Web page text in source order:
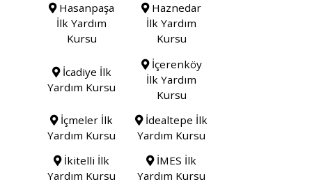
Hasanpaşa
İlk Yardım
Kursu
Haznedar
İlk Yardım
Kursu
İcadiye İlk
Yardım Kursu
İçerenköy
İlk Yardım
Kursu
İçmeler İlk
Yardım Kursu
İdealtepe İlk
Yardım Kursu
İkitelli İlk
Yardım Kursu
İMES İlk
Yardım Kursu